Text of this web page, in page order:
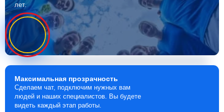
лет.
Максимальная прозрачность
Сделаем чат, подключим нужных вам
людей и наших специалистов. Вы будете
видеть каждый этап работы.